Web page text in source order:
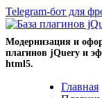
Telegram-бот для
Модернизация и
плагинов jQuery и
html5.
Главная